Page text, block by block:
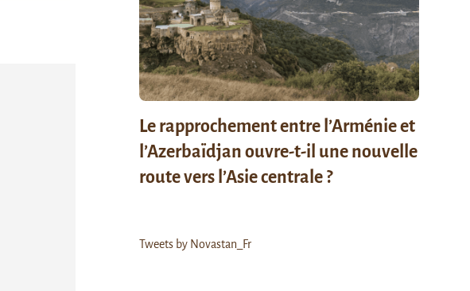
Le rapprochement entre l’Arménie et
l’Azerbaïdjan ouvre-t-il une nouvelle
route vers l’Asie centrale ?
Tweets by Novastan_Fr